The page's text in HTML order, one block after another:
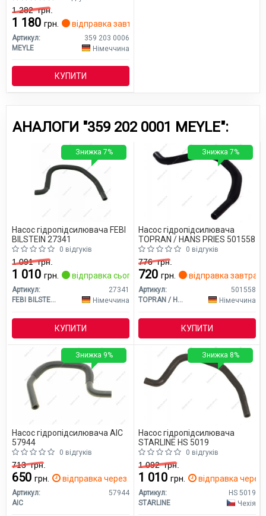
1 282грн.
1 180 грн. відправка завтра
Артикул:
359 203 0006
MEYLE
Німеччина
КУПИТИ
АНАЛОГИ "359 202 0001 MEYLE":
Насос гідропідсилювача FEBI
BILSTEIN 27341
0 відгуків
1 091грн.
1 010 грн. відправка сьогодні
Артикул:
27341
FEBI BILSTEIN
Німеччина
КУПИТИ
Знижка 7%
Насос гідропідсилювача
TOPRAN / HANS PRIES 501558
0 відгуків
776грн.
720 грн. відправка завтра
Артикул:
501558
TOPRAN / HANS PRIES
Німеччина
КУПИТИ
Знижка 7%
Насос гідропідсилювача AIC
57944
0 відгуків
713грн.
650 грн. відправка через 2 дн.
Артикул:
57944
AIC
Знижка 9%
Насос гідропідсилювача
STARLINE HS 5019
0 відгуків
1 092грн.
1 010 грн. відправка через
Артикул:
HS 5019
STARLINE
Чехія
Знижка 8%